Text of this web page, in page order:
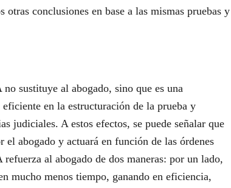
conclusiones en base a las mismas pruebas y
sustituye al abogado, sino que es una
en la estructuración de la prueba y
judiciales. A estos efectos, se puede señalar que
abogado y actuará en función de las órdenes
al abogado de dos maneras: por un lado,
mucho menos tiempo, ganando en eficiencia,